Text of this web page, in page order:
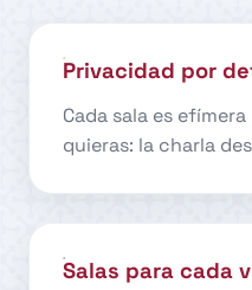
Privacidad por
Cada sala es
quieras: la charla
Salas para cada